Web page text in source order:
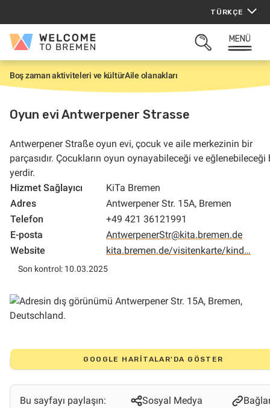
TÜRKÇE
Welcome
ARAMAYI
MENÜ
G
i
i
ş
Boş zaman aktiviteleri ve kültürAile olanakları
Oyun evi Antwerpener Strasse
Antwerpener Straße oyun evi, çocuk ve aile merkezinin bir
parçasıdır. Çocukların oyun oynayabileceği ve eğlenebileceği
yerdir.
Hizmet Sağlayıcı
KiTa Bremen
Adres
Antwerpener Str. 15A, Bremen
Telefon
+49 421 36121991
E-posta
AntwerpenerStr@kita.bremen.de
Website
kita.bremen.de/visitenkarte/kind…
Son kontrol: 10.03.2025
GOOGLE HARITALAR'DA GÖSTER
Bu sayfayı paylaşın: Sosyal Medya